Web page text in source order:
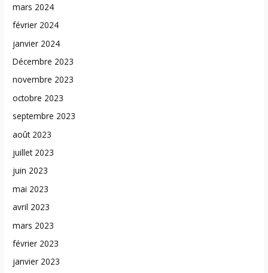
mars 2024
février 2024
janvier 2024
Décembre 2023
novembre 2023
octobre 2023
septembre 2023
août 2023
juillet 2023
juin 2023
mai 2023
avril 2023
mars 2023
février 2023
janvier 2023